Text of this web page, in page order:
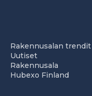
Rakennusalan trendit
Uutiset
Rakennusala
Hubexo Finland